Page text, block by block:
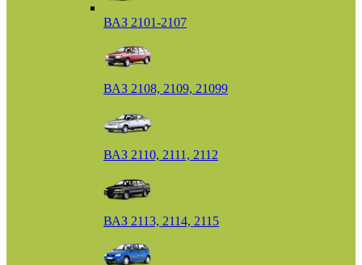
ВАЗ 2101-2107
ВАЗ 2108, 2109, 21099
ВАЗ 2110, 2111, 2112
ВАЗ 2113, 2114, 2115